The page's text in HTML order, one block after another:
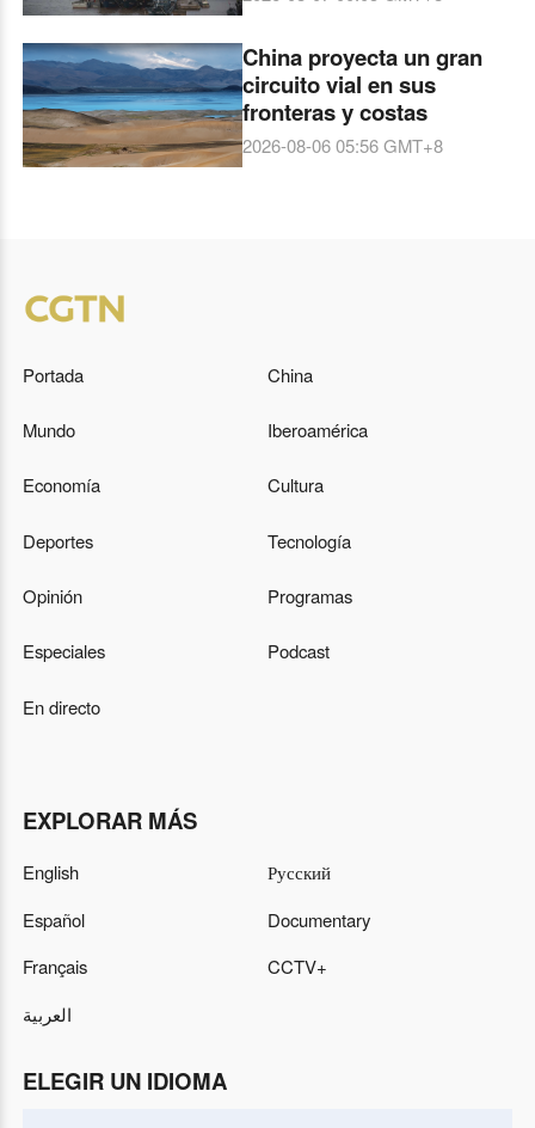
China proyecta un gran
circuito vial en sus
fronteras y costas
2026-08-06 05:56GMT+8
Portada China
Mundo Iberoamérica
Economía Cultura
Deportes Tecnología
Opinión Programas
Especiales Podcast
En directo
EXPLORAR MÁS
English
Español
Français
العربية
Русский
Documentary
CCTV+
ELEGIR UN IDIOMA